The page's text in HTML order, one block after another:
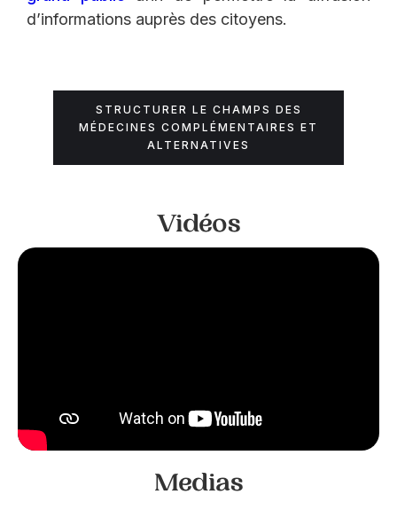
d’informations auprès des citoyens.
STRUCTURER LE CHAMPS DES
MÉDECINES COMPLÉMENTAIRES ET
ALTERNATIVES
Vidéos
Medias